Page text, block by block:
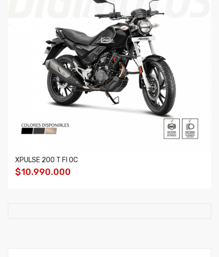
XPULSE 200 T FI OC
$10.990.000